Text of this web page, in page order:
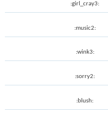
:girl_cray3:
:music2:
:wink3:
:sorry2:
:blush: